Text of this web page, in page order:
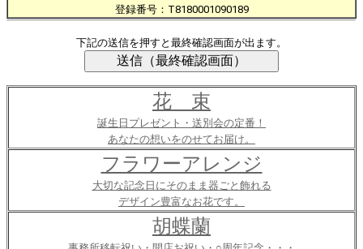
登録番号：T8180001090189
下記の送信を押すと最終確認画面が出ます。
花 束
誕生日プレゼント・送別会の定番！
あなたの想いをのせてお届け。
フラワーアレンジ
大切な記念日にそのまま器ごと飾れる
デザイン豊富なお花です。
胡蝶蘭